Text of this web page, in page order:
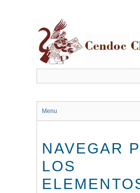
Menu
NAVEGAR
LOS